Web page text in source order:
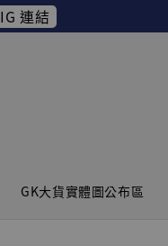
IG 連結
GK大貨實體圖公布區